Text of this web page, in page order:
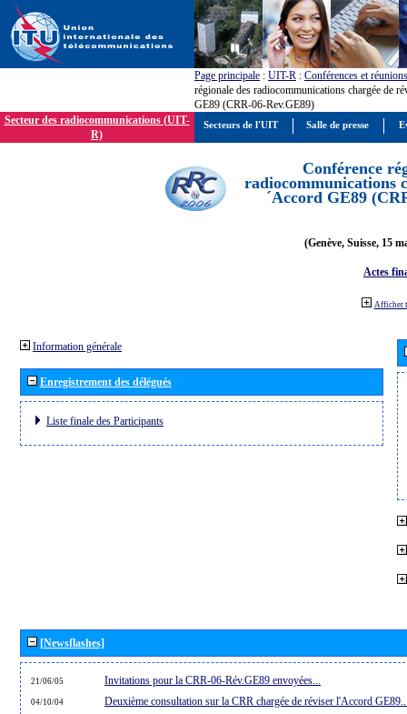
Page principale : UIT-R : Conférences et réunions
régionale des radiocommunications chargée de
GE89 (CRR-06-Rev.GE89)
Secteur des radiocommunications (UIT-
R)
Conférence
radiocommunications
´Accord GE89
(Genève, Suisse, 15
Actes
Afficher
Information générale
Enregistrement des délégués
Liste finale des Participants
[Newsflashes]
21/06/05 Invitations pour la CRR-06-Rév.GE89 envoyées...
04/10/04 Deuxième consultation sur la CRR chargée de réviser l'Accord
Secteurs de l'UIT Salle de presse